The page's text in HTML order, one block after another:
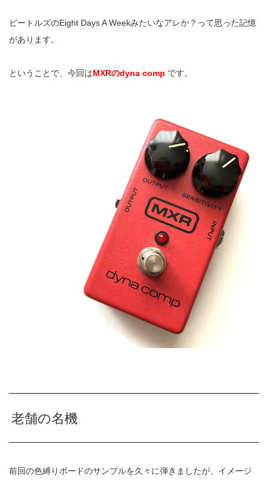
ビートルズのEight Days A Weekみたいなアレか？って思った記憶
があります。
ということで、今回はMXRのdyna comp です。
老舗の名機
前回の色縛りボードのサンプルを久々に弾きましたが、イメージ